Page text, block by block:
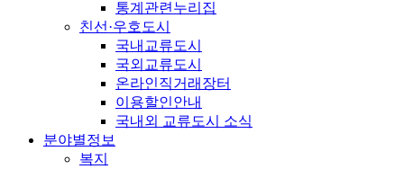
통계관련누리집
친선·우호도시
국내교류도시
국외교류도시
온라인직거래장터
이용할인안내
국내외 교류도시 소식
분야별정보
복지